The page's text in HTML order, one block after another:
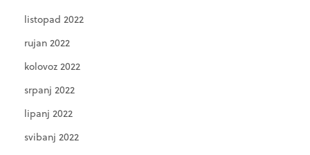
listopad 2022
rujan 2022
kolovoz 2022
srpanj 2022
lipanj 2022
svibanj 2022